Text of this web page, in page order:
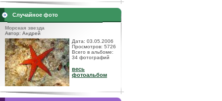
Случайное фото
Морская звезда
Автор: Андрей
Дата: 03.05.2006
Просмотров: 5726
Всего в альбоме:
34 фотографий
весь
фотоальбом